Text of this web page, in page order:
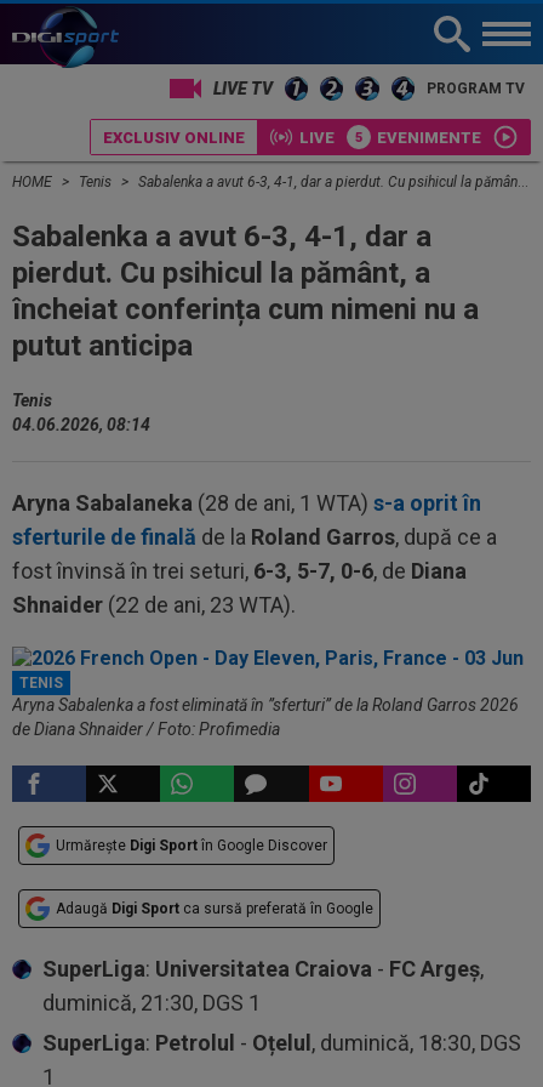
LIVE TV PROGRAM TV
EXCLUSIV ONLINE LIVE EVENIMENTE
HOME Tenis Sabalenka a avut 6-3, 4-1, dar a pierdut. Cu psihicul la pământ, a încheiat conferința cum nimeni nu a putut anticipa
Sabalenka a avut 6-3, 4-1, dar a
pierdut. Cu psihicul la pământ, a
încheiat conferința cum nimeni nu a
putut anticipa
Tenis
04.06.2026, 08:14
Aryna Sabalaneka (28 de ani, 1 WTA) s-a oprit în
sferturile de finală de la Roland Garros, după ce a
fost învinsă în trei seturi, 6-3, 5-7, 0-6, de Diana
Shnaider (22 de ani, 23 WTA).
TENIS
Aryna Sabalenka a fost eliminată în ”sferturi” de la Roland Garros 2026
de Diana Shnaider / Foto: Profimedia
Urmărește Digi Sport în Google Discover
Adaugă Digi Sport ca sursă preferată în Google
SuperLiga: Universitatea Craiova - FC Argeș,
duminică, 21:30, DGS 1
SuperLiga: Petrolul - Oțelul , duminică, 18:30, DGS
1